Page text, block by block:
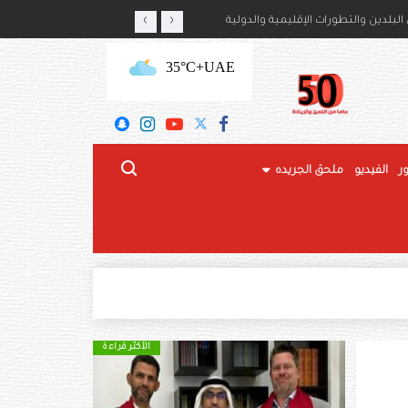
والتطورات الإقليمية والدولية
حمود بن سعود بن عبدالعزيز آل سعود ‹ ›
UAE
+35°C
الفيديو ملحق الجريده
الأكثر قراءة